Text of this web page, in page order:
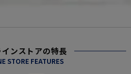
ンストアの特長
STORE FEATURES